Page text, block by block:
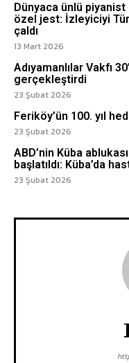
Dünyaca ünlü piyanist
özel jest: İzleyiciyi
çaldı
13 Mart 2026
Adıyamanlılar Vakfı
gerçekleştirdi
23 Şubat 2026
Feriköy’ün 100. yıl
23 Şubat 2026
ABD’nin Küba
başlatıldı: Küba’da
23 Şubat 2026